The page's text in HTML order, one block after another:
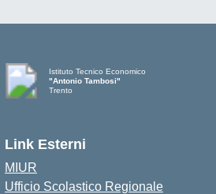
Istituto Tecnico Economico
"Antonio Tambosi"
Trento
Link Esterni
MIUR
Ufficio Scolastico Regionale